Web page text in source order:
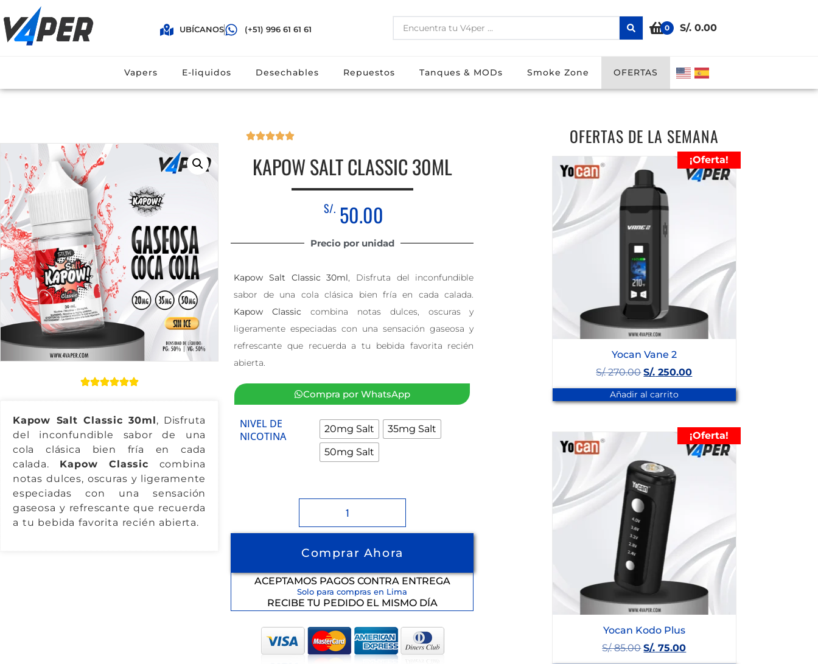
UBÍCANOS (+51) 996 61 61 61 0 S/. 0.00
Vapers E-liquidos Desechables Repuestos Tanques & MODs Smoke Zone OFERTAS
Kapow Salt Classic 30ml, Disfruta
del inconfundible sabor de una
cola clásica bien fría en cada
calada. Kapow Classic combina
notas dulces, oscuras y ligeramente
especiadas con una sensación
gaseosa y refrescante que recuerda
a tu bebida favorita recién abierta.
KAPOW SALT CLASSIC 30ML
S/. 50.00
Precio por unidad
Kapow Salt Classic 30ml, Disfruta del inconfundible
sabor de una cola clásica bien fría en cada calada.
Kapow Classic combina notas dulces, oscuras y
ligeramente especiadas con una sensación gaseosa y
refrescante que recuerda a tu bebida favorita recién
abierta.
Compra por WhatsApp
NIVEL DE
NICOTINA
20mg Salt
35mg Salt
50mg Salt
Comprar Ahora
ACEPTAMOS PAGOS CONTRA ENTREGA
Solo para compras en Lima
RECIBE TU PEDIDO EL MISMO DÍA
OFERTAS DE LA SEMANA
¡Oferta!
Yocan Vane 2
S/.270.00 S/. 250.00
Añadir al carrito
¡Oferta!
Yocan Kodo Plus
S/.85.00 S/. 75.00